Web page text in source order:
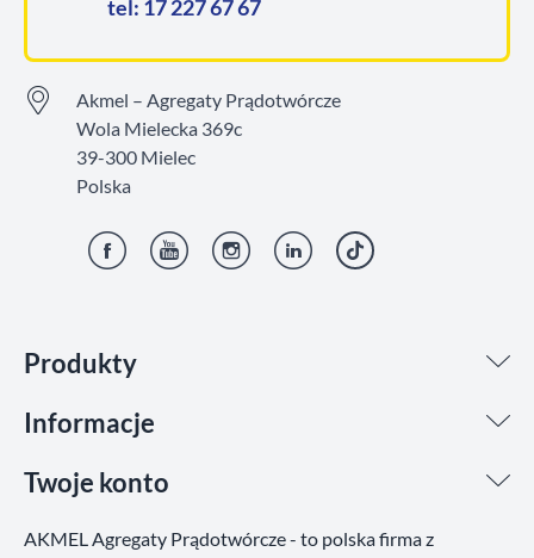
Produkty
Informacje
Twoje konto
tel: 17 227 67 67
Akmel – Agregaty Prądotwórcze
Wola Mielecka 369c
39-300 Mielec
Polska
AKMEL Agregaty Prądotwórcze - to polska firma z